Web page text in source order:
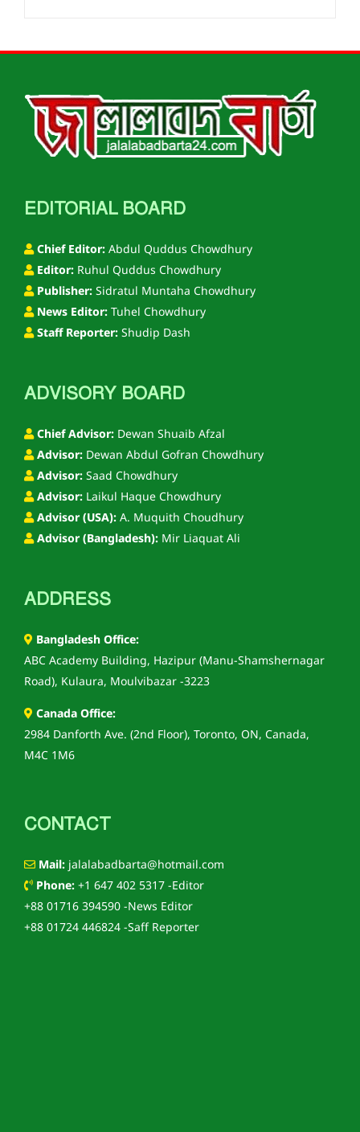
EDITORIAL BOARD
Chief Editor: Abdul Quddus Chowdhury
Editor: Ruhul Quddus Chowdhury
Publisher: Sidratul Muntaha Chowdhury
News Editor: Tuhel Chowdhury
Staff Reporter: Shudip Dash
ADVISORY BOARD
Chief Advisor: Dewan Shuaib Afzal
Advisor: Dewan Abdul Gofran Chowdhury
Advisor: Saad Chowdhury
Advisor: Laikul Haque Chowdhury
Advisor (USA): A. Muquith Choudhury
Advisor (Bangladesh): Mir Liaquat Ali
ADDRESS
Bangladesh Office:
ABC Academy Building, Hazipur (Manu-Shamshernagar
Road), Kulaura, Moulvibazar -3223
Canada Office:
2984 Danforth Ave. (2nd Floor), Toronto, ON, Canada,
M4C 1M6
CONTACT
Mail: jalalabadbarta@hotmail.com
Phone: +1 647 402 5317 -Editor
+88 01716 394590 -News Editor
+88 01724 446824 -Saff Reporter